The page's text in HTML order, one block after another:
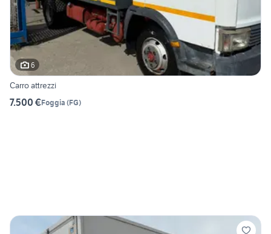
6
Carro attrezzi
7.500 €Foggia (FG)